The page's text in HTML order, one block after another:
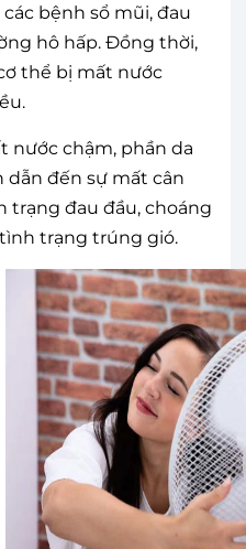
bệnh sổ mũi, đau
hô hấp. Đồng thời,
thể bị mất nước
nước chậm, phần da
đến sự mất cân
trạng đau đầu, choáng
trạng trúng gió.